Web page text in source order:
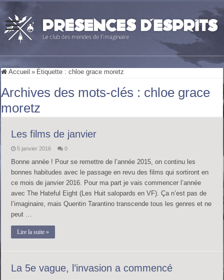
Accueil » Étiquette :chloe grace moretz
Archives des mots-clés : chloe grace
moretz
Les films de janvier
5 janvier 2016 0
Bonne année ! Pour se remettre de l’année 2015, on continu les
bonnes habitudes avec le passage en revu des films qui sortiront en
ce mois de janvier 2016. Pour ma part je vais commencer l’année
avec The Hateful Eight (Les Huit salopards en VF). Ça n’est pas de
l’imaginaire, mais Quentin Tarantino transcende tous les genres et ne
peut …
Lire la suite »
La 5e vague, l’invasion a commencé